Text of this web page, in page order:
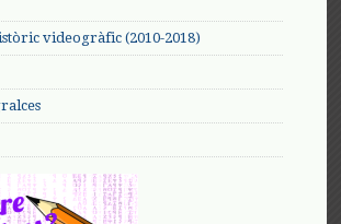
videogràfic (2010-2018)